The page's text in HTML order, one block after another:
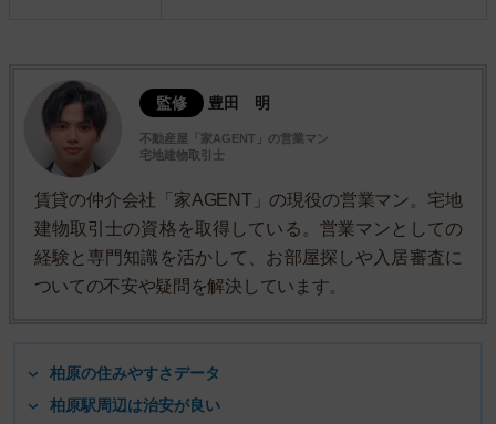
監修 豊田 明
不動産屋「家AGENT」の営業マン
宅地建物取引士
賃貸の仲介会社「家AGENT」の現役の営業マン。宅地
建物取引士の資格を取得している。営業マンとしての
経験と専門知識を活かして、お部屋探しや入居審査に
ついての不安や疑問を解決しています。
柏原の住みやすさデータ
柏原駅周辺は治安が良い